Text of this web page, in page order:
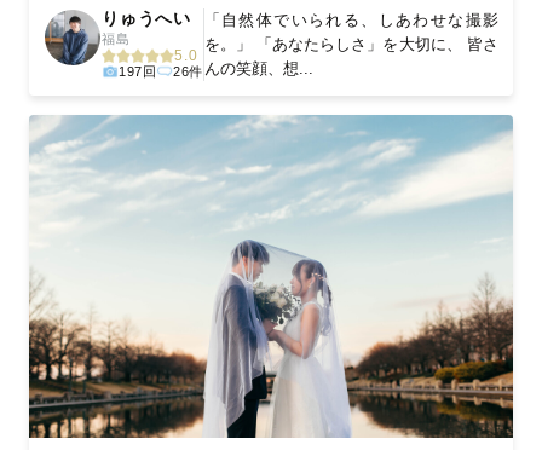
りゅうへい
福島
5.0
197回 26件
「自然体でいられる、しあわせな撮影
を。」 「あなたらしさ」を大切に、 皆さ
んの笑顔、想...